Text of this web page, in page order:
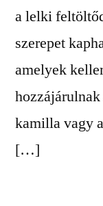
a lelki
szerepet
amelyek
kamilla vagy
[…]